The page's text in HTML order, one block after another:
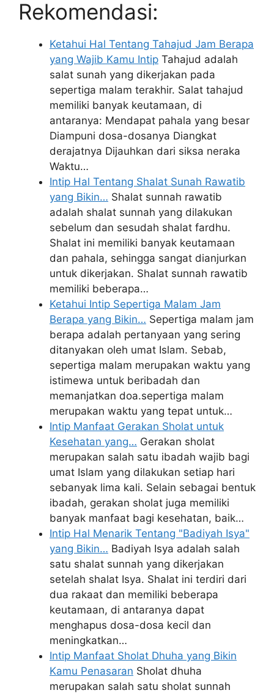
Rekomendasi:
Ketahui Hal Tentang Tahajud Jam Berapa
yang Wajib Kamu Intip Tahajud adalah
salat sunah yang dikerjakan pada
sepertiga malam terakhir. Salat tahajud
memiliki banyak keutamaan, di
antaranya: Mendapat pahala yang besar
Diampuni dosa-dosanya Diangkat
derajatnya Dijauhkan dari siksa neraka
Waktu…
Intip Hal Tentang Shalat Sunah Rawatib
yang Bikin… Shalat sunnah rawatib
adalah shalat sunnah yang dilakukan
sebelum dan sesudah shalat fardhu.
Shalat ini memiliki banyak keutamaan
dan pahala, sehingga sangat dianjurkan
untuk dikerjakan. Shalat sunnah rawatib
memiliki beberapa…
Ketahui Intip Sepertiga Malam Jam
Berapa yang Bikin… Sepertiga malam jam
berapa adalah pertanyaan yang sering
ditanyakan oleh umat Islam. Sebab,
sepertiga malam merupakan waktu yang
istimewa untuk beribadah dan
memanjatkan doa.sepertiga malam
merupakan waktu yang tepat untuk…
Intip Manfaat Gerakan Sholat untuk
Kesehatan yang… Gerakan sholat
merupakan salah satu ibadah wajib bagi
umat Islam yang dilakukan setiap hari
sebanyak lima kali. Selain sebagai bentuk
ibadah, gerakan sholat juga memiliki
banyak manfaat bagi kesehatan, baik…
Intip Hal Menarik Tentang "Badiyah Isya"
yang Bikin… Badiyah Isya adalah salah
satu shalat sunnah yang dikerjakan
setelah shalat Isya. Shalat ini terdiri dari
dua rakaat dan memiliki beberapa
keutamaan, di antaranya dapat
menghapus dosa-dosa kecil dan
meningkatkan…
Intip Manfaat Sholat Dhuha yang Bikin
Kamu Penasaran Sholat dhuha
merupakan salah satu sholat sunnah